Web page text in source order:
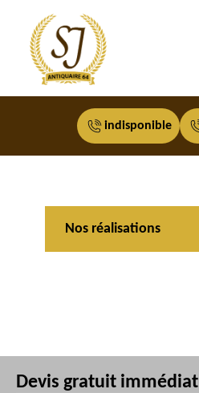
indisponible
Nos réalisations
Devis gratuit immédiat